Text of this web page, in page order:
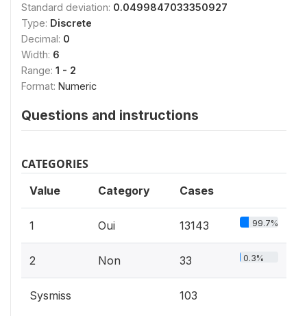
Standard deviation: 0.0499847033350927
Type: Discrete
Decimal: 0
Width: 6
Range: 1 - 2
Format: Numeric
Questions and instructions
CATEGORIES
Value Category Cases
1 Oui 13143 99.7%
2 Non 33 0.3%
Sysmiss 103